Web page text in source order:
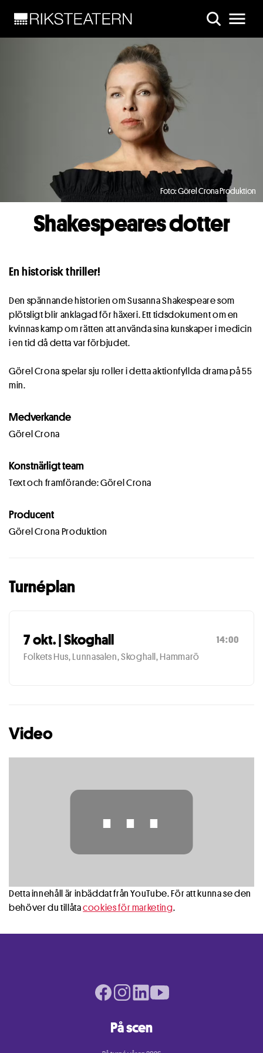
Foto: Görel Crona Produktion
Shakespeares dotter
En historisk thriller!
Den spännande historien om Susanna Shakespeare som
plötsligt blir anklagad för häxeri. Ett tidsdokument om en
kvinnas kamp om rätten att använda sina kunskaper i medicin
i en tid då detta var förbjudet.
Görel Crona spelar sju roller i detta aktionfyllda drama på 55
min.
Medverkande
Görel Crona
Konstnärligt team
Text och framförande: Görel Crona
Producent
Görel Crona Produktion
Turnéplan
7 okt. | Skoghall
Folkets Hus, Lunnasalen, Skoghall, Hammarö
14:00
Video
⋯
Detta innehåll är inbäddat från YouTube. För att kunna se den
behöver du tillåtacookies för marketing.
På scen
Facebook page
Instagram page
LinkedIn pageYoutube page